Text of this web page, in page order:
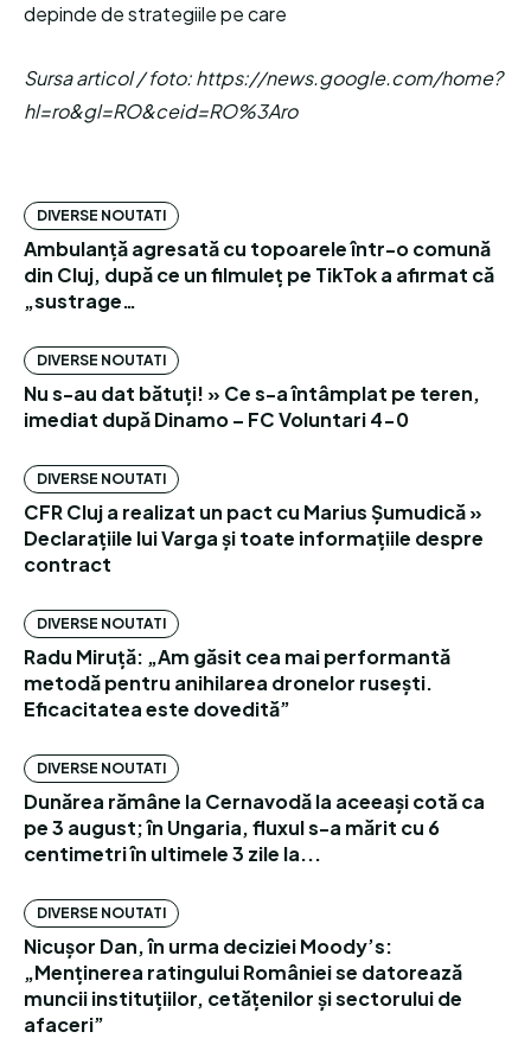
depinde de strategiile pe care
Sursa articol / foto: https://news.google.com/home?
hl=ro&gl=RO&ceid=RO%3Aro
DIVERSE NOUTATI
Ambulanță agresată cu topoarele într-o comună
din Cluj, după ce un filmuleț pe TikTok a afirmat că
„sustrage…
DIVERSE NOUTATI
Nu s-au dat bătuți! » Ce s-a întâmplat pe teren,
imediat după Dinamo – FC Voluntari 4-0
DIVERSE NOUTATI
CFR Cluj a realizat un pact cu Marius Șumudică »
Declarațiile lui Varga și toate informațiile despre
contract
DIVERSE NOUTATI
Radu Miruță: „Am găsit cea mai performantă
metodă pentru anihilarea dronelor rusești.
Eficacitatea este dovedită”
DIVERSE NOUTATI
Dunărea rămâne la Cernavodă la aceeași cotă ca
pe 3 august; în Ungaria, fluxul s-a mărit cu 6
centimetri în ultimele 3 zile la...
DIVERSE NOUTATI
Nicușor Dan, în urma deciziei Moody’s:
„Menținerea ratingului României se datorează
muncii instituțiilor, cetățenilor și sectorului de
afaceri”